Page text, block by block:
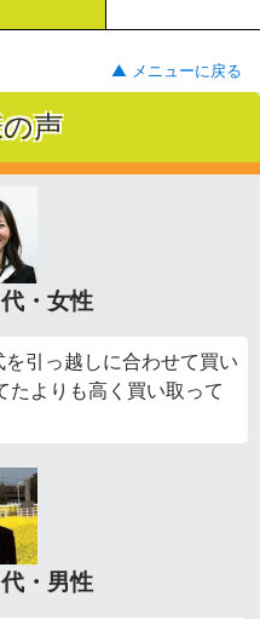
▲ メニューに戻る
声
・女性
引っ越しに合わせて買い
たよりも高く買い取って
・男性